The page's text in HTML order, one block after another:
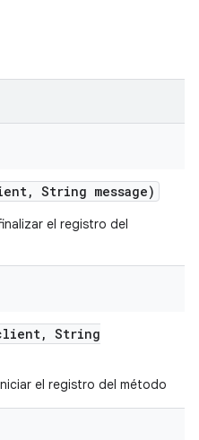
, String message)
el registro del
, String
el registro del método